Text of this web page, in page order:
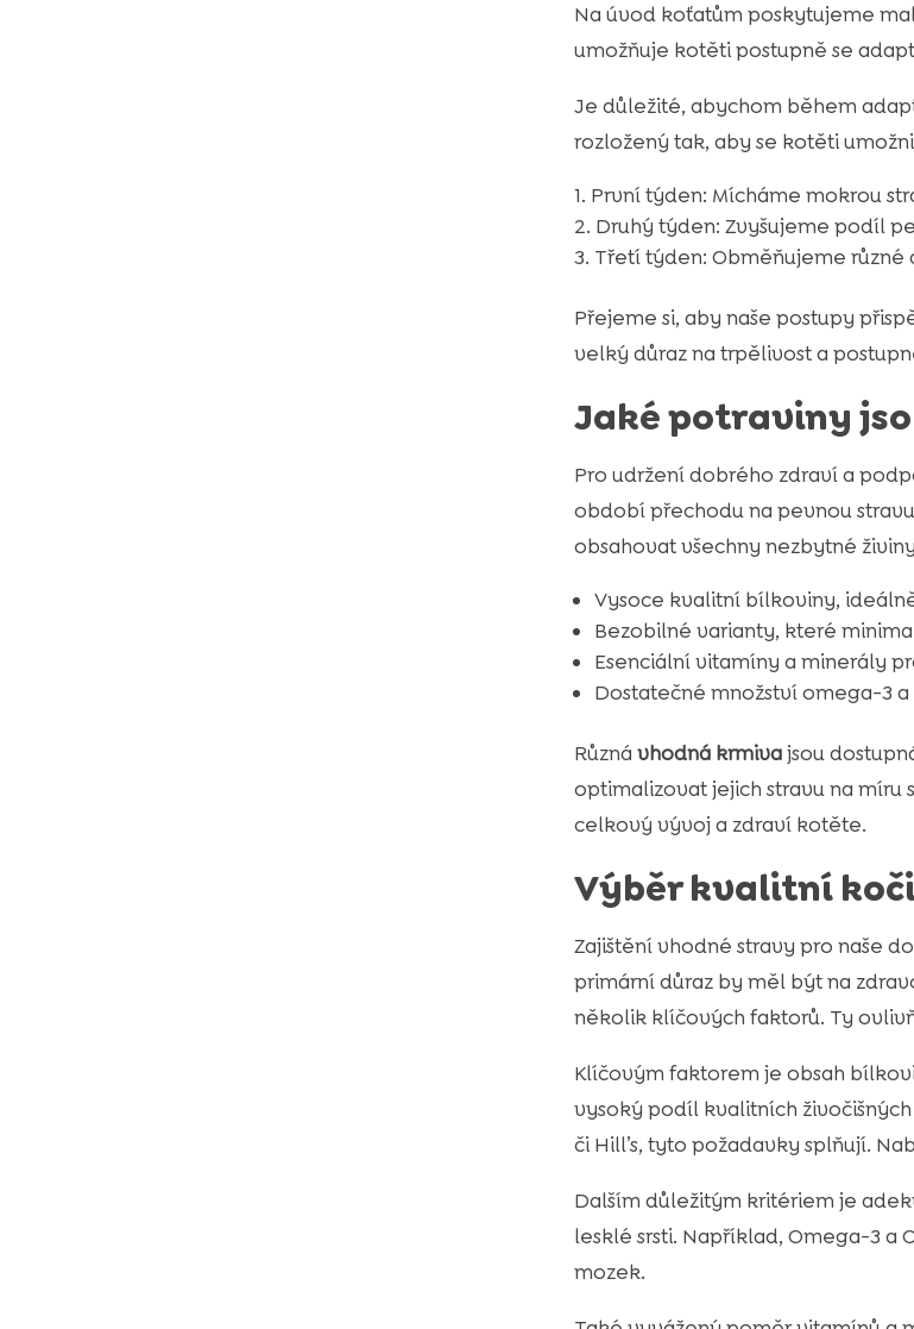
Na úvod koťatům poskytujeme
umožňuje kotěti postupně se
Je důležité, abychom během
rozložený tak, aby se kotěti
První týden: Mícháme mokrou
Druhý týden: Zvyšujeme podíl
Třetí týden: Obměňujeme různé
Přejeme si, aby naše postupy
velký důraz na trpělivost a
Jaké potraviny
Pro udržení dobrého zdraví a
období přechodu na pevnou
obsahovat všechny nezbytné
Vysoce kvalitní bílkoviny,
Bezobilné varianty, které
Esenciální vitamíny a minerály
Dostatečné množství omega-3
Různá vhodná krmivajsou
optimalizovat jejich stravu na
celkový vývoj a zdraví kotěte.
Výběr kvalitní
Zajištění vhodné stravy pro naše
primární důraz by měl být na
několik klíčových faktorů. Ty
Klíčovým faktorem je obsah
vysoký podíl kvalitních
či Hill’s, tyto požadavky splňují.
Dalším důležitým kritériem je
lesklé srsti. Například, Omega-3 a
mozek.